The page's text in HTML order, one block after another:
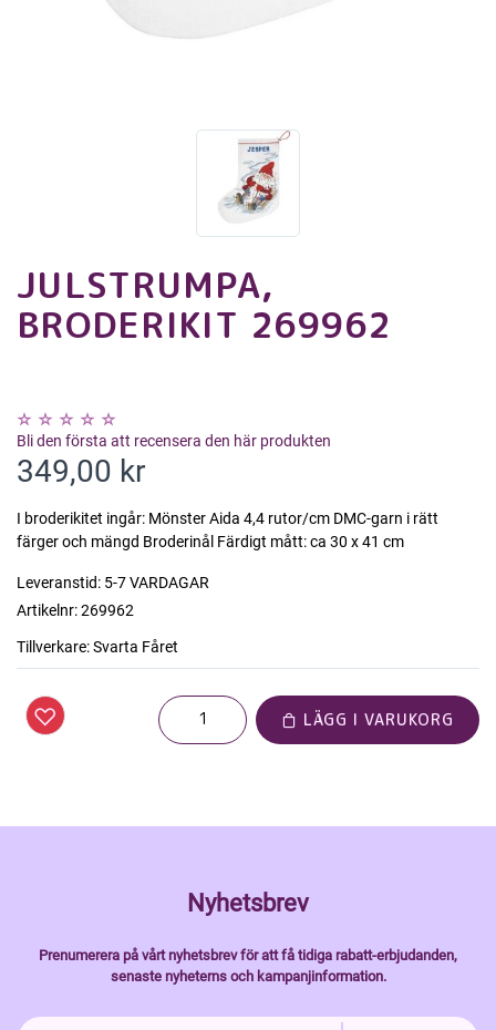
JULSTRUMPA,
BRODERIKIT 269962
Bli den första att recensera den här produkten
349,00 kr
I broderikitet ingår: Mönster Aida 4,4 rutor/cm DMC-garn i rätt
färger och mängd Broderinål Färdigt mått: ca 30 x 41 cm
Leveranstid: 5-7 VARDAGAR
Artikelnr:269962
Tillverkare:Svarta Fåret
LÄGG I VARUKORG
Nyhetsbrev
Prenumerera på vårt nyhetsbrev för att få tidiga rabatt-erbjudanden,
senaste nyheterns och kampanjinformation.